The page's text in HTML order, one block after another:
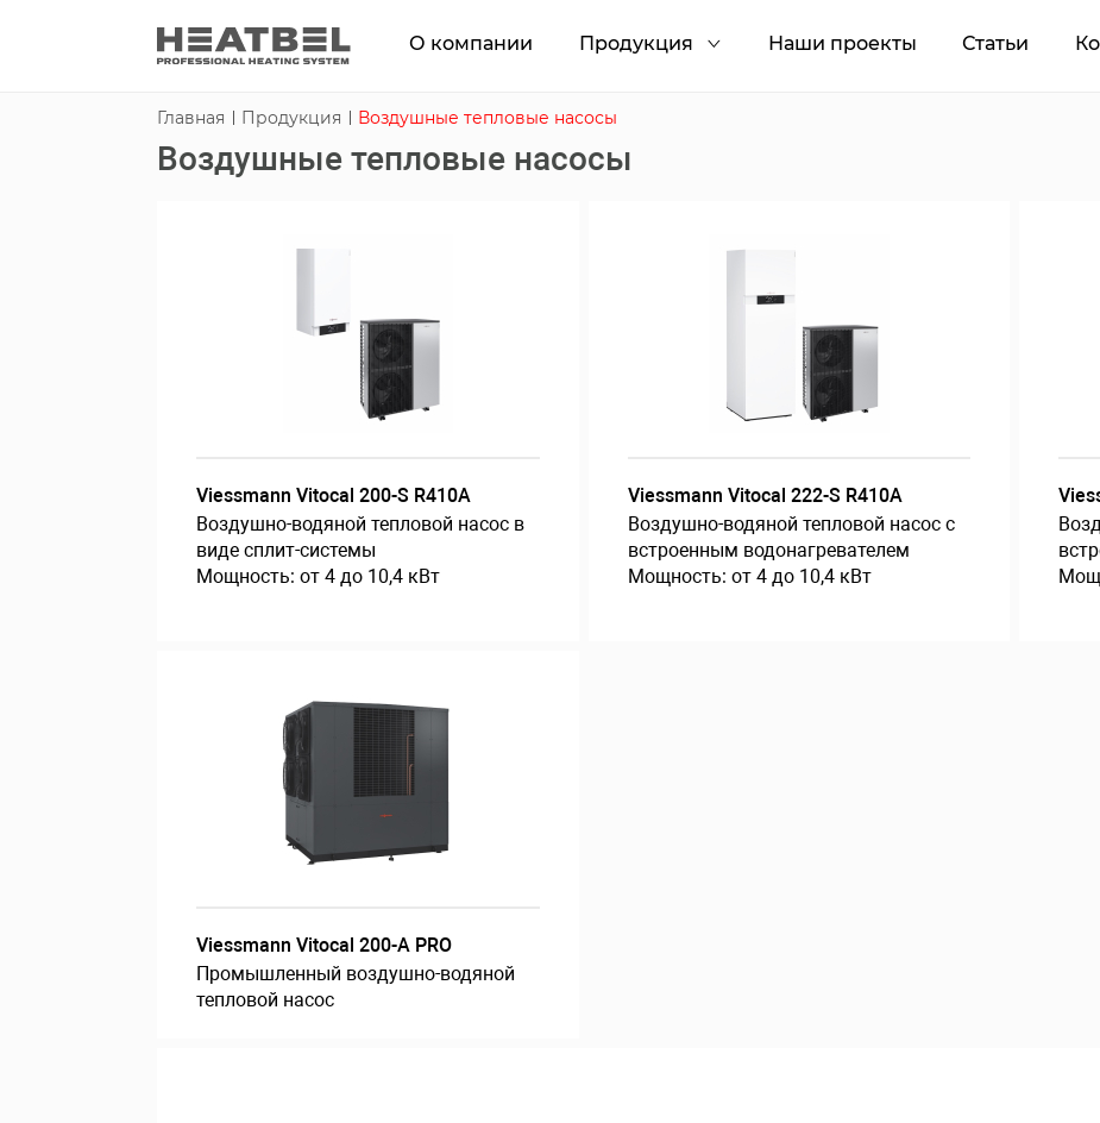
О компании Продукция Наши проекты Статьи
Главная Продукция Воздушные тепловые насосы
Воздушные тепловые насосы
Viessmann Vitocal 200-S R410A
Воздушно-водяной тепловой насос в
виде сплит-системы
Мощность: от 4 до 10,4 кВт
Viessmann Vitocal 222-S R410A
Воздушно-водяной тепловой насос с
встроенным водонагревателем
Мощность: от 4 до 10,4 кВт
Viessmann Vitocal 200-A PRO
Промышленный воздушно-водяной
тепловой насос